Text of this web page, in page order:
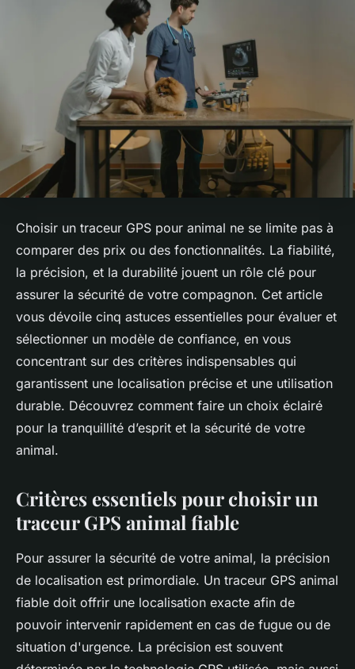
Choisir un traceur GPS pour animal ne se limite pas à
comparer des prix ou des fonctionnalités. La fiabilité,
la précision, et la durabilité jouent un rôle clé pour
assurer la sécurité de votre compagnon. Cet article
vous dévoile cinq astuces essentielles pour évaluer et
sélectionner un modèle de confiance, en vous
concentrant sur des critères indispensables qui
garantissent une localisation précise et une utilisation
durable. Découvrez comment faire un choix éclairé
pour la tranquillité d’esprit et la sécurité de votre
animal.
Critères essentiels pour choisir un
traceur GPS animal fiable
Pour assurer la sécurité de votre animal, la précision
de localisation est primordiale. Un traceur GPS animal
fiable doit offrir une localisation exacte afin de
pouvoir intervenir rapidement en cas de fugue ou de
situation d'urgence. La précision est souvent